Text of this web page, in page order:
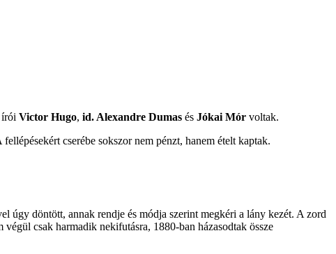
írói Victor Hugo, id. Alexandre Dumas és Jókai Mór voltak.
cserébe sokszor nem pénzt, hanem ételt kaptak.
úgy döntött, annak rendje és módja szerint megkéri a lány kezét. A zord
csak harmadik nekifutásra, 1880-ban házasodtak össze